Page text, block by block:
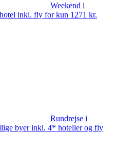
Weekend i
inkl. fly for kun 1271 kr.
Rundrejse i
byer inkl. 4* hoteller og fly